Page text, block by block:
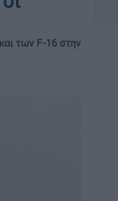
των F-16 στην